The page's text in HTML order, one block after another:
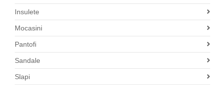
Insulete
Mocasini
Pantofi
Sandale
Slapi